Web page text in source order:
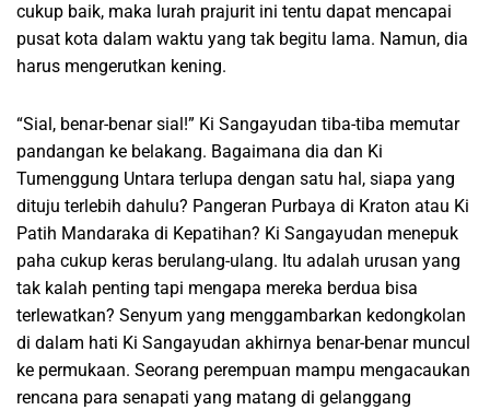
cukup baik, maka lurah prajurit ini tentu dapat mencapai
pusat kota dalam waktu yang tak begitu lama. Namun, dia
harus mengerutkan kening.
“Sial, benar-benar sial!” Ki Sangayudan tiba-tiba memutar
pandangan ke belakang. Bagaimana dia dan Ki
Tumenggung Untara terlupa dengan satu hal, siapa yang
dituju terlebih dahulu? Pangeran Purbaya di Kraton atau Ki
Patih Mandaraka di Kepatihan? Ki Sangayudan menepuk
paha cukup keras berulang-ulang. Itu adalah urusan yang
tak kalah penting tapi mengapa mereka berdua bisa
terlewatkan? Senyum yang menggambarkan kedongkolan
di dalam hati Ki Sangayudan akhirnya benar-benar muncul
ke permukaan. Seorang perempuan mampu mengacaukan
rencana para senapati yang matang di gelanggang